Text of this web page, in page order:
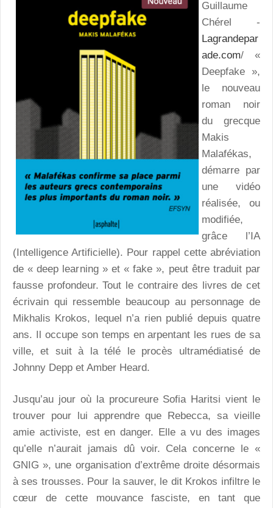
Guillaume
Chérel -
Lagrandepar
ade.com/ «
Deepfake »,
le nouveau
roman noir
du grecque
Makis
Malafékas,
démarre par
une vidéo
réalisée, ou
modifiée,
grâce l’IA
(Intelligence Artificielle). Pour rappel cette abréviation
de « deep learning » et « fake », peut être traduit par
fausse profondeur. Tout le contraire des livres de cet
écrivain qui ressemble beaucoup au personnage de
Mikhalis Krokos, lequel n’a rien publié depuis quatre
ans. Il occupe son temps en arpentant les rues de sa
ville, et suit à la télé le procès ultramédiatisé de
Johnny Depp et Amber Heard.
Jusqu’au jour où la procureure Sofia Haritsi vient le
trouver pour lui apprendre que Rebecca, sa vieille
amie activiste, est en danger. Elle a vu des images
qu’elle n’aurait jamais dû voir. Cela concerne le «
GNIG », une organisation d’extrême droite désormais
à ses trousses. Pour la sauver, le dit Krokos infiltre le
cœur de cette mouvance fasciste, en tant que